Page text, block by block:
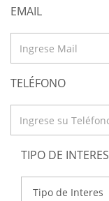
EMAIL
TELÉFONO
TIPO DE INTERES